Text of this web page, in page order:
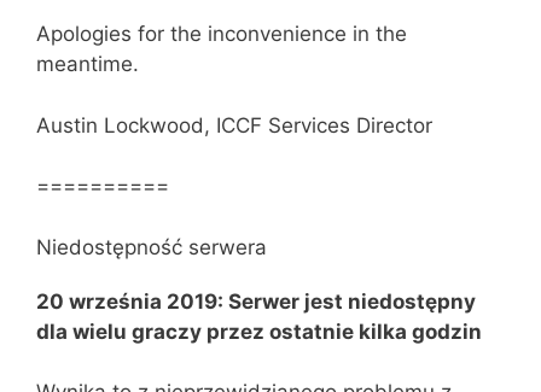
Apologies for the inconvenience in the
meantime.
Austin Lockwood, ICCF Services Director
==========
Niedostępność serwera
20 września 2019: Serwer jest niedostępny
dla wielu graczy przez ostatnie kilka godzin